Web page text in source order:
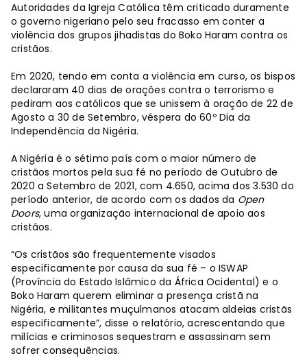
Autoridades da Igreja Católica têm criticado duramente
o governo nigeriano pelo seu fracasso em conter a
violência dos grupos jihadistas do Boko Haram contra os
cristãos.
Em 2020, tendo em conta a violência em curso, os bispos
declararam 40 dias de orações contra o terrorismo e
pediram aos católicos que se unissem à oração de 22 de
Agosto a 30 de Setembro, véspera do 60º Dia da
Independência da Nigéria.
A Nigéria é o sétimo país com o maior número de
cristãos mortos pela sua fé no período de Outubro de
2020 a Setembro de 2021, com 4.650, acima dos 3.530 do
período anterior, de acordo com os dados da Open
Doors, uma organização internacional de apoio aos
cristãos.
“Os cristãos são frequentemente visados
especificamente por causa da sua fé – o ISWAP
(Província do Estado Islâmico da África Ocidental) e o
Boko Haram querem eliminar a presença cristã na
Nigéria, e militantes muçulmanos atacam aldeias cristãs
especificamente”, disse o relatório, acrescentando que
milícias e criminosos sequestram e assassinam sem
sofrer consequências.